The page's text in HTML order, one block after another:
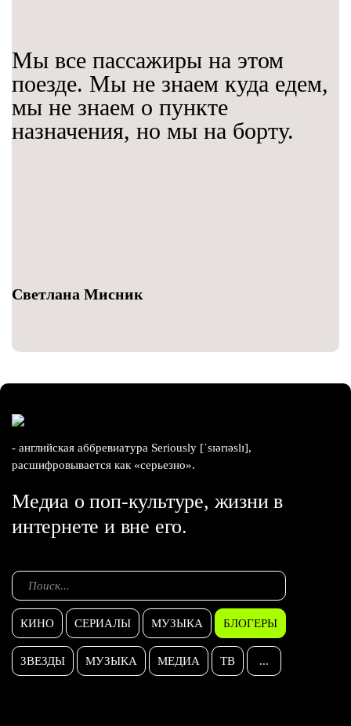
Мы все пассажиры на этом
поезде. Мы не знаем куда едем,
мы не знаем о пункте
назначения, но мы на борту.
Светлана Мисник
- английская аббревиатура Seriously [ˈsɪərɪəslɪ],
расшифровывается как «серьезно».
Медиа о поп-культуре, жизни в
интернете и вне его.
КИНО СЕРИАЛЫ МУЗЫКА БЛОГЕРЫ
ЗВЕЗДЫ МУЗЫКА МЕДИА ТВ ...